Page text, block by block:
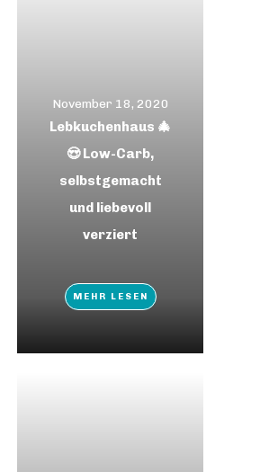
November 18, 2020
Lebkuchenhaus 🎄
😍 Low-Carb,
selbstgemacht
und liebevoll
verziert
MEHR LESEN